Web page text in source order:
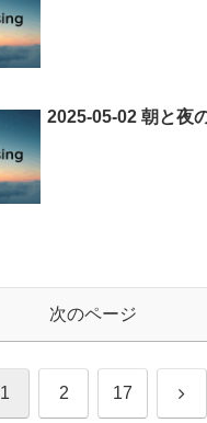
2025-05-02 朝と夜
次のページ
1 2 17 次